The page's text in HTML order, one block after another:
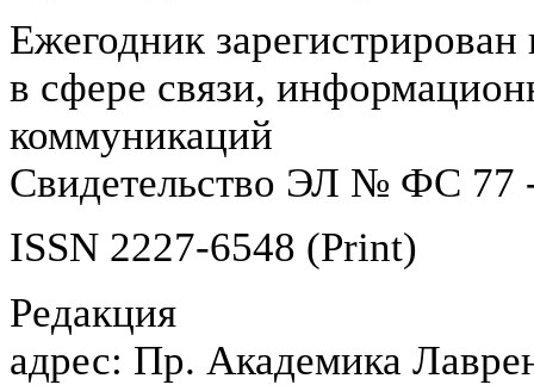
Ежегодник
в сфере связи,
коммуникаций
Свидетельство ЭЛ № ФС 77
ISSN 2227-6548 (Print)
Редакция
адрес: Пр. Академика